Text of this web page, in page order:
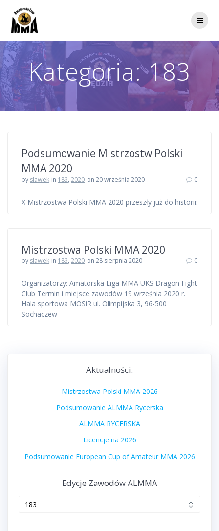
Kategoria:183
Podsumowanie Mistrzostw Polski
MMA 2020
by slawek in 183,2020 on 20 września 2020 0
X Mistrzostwa Polski MMA 2020 przeszły już do historii:
Mistrzostwa Polski MMA 2020
by slawek in 183,2020 on 28 sierpnia 2020 0
Organizatorzy: Amatorska Liga MMA UKS Dragon Fight
Club Termin i miejsce zawodów 19 września 2020 r.
Hala sportowa MOSiR ul. Olimpijska 3, 96-500
Sochaczew
Aktualności:
Mistrzostwa Polski MMA 2026
Podsumowanie ALMMA Rycerska
ALMMA RYCERSKA
Licencje na 2026
Podsumowanie European Cup of Amateur MMA 2026
Edycje Zawodów ALMMA